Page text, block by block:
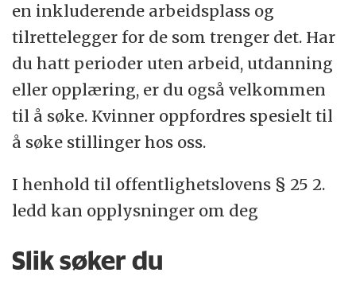
en inkluderende arbeidsplass og
tilrettelegger for de som trenger det. Har
du hatt perioder uten arbeid, utdanning
eller opplæring, er du også velkommen
til å søke. Kvinner oppfordres spesielt til
å søke stillinger hos oss.
I henhold til offentlighetslovens § 25 2.
ledd kan opplysninger om deg
Slik søker du